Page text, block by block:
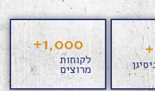
לקוחות
מרוצים
1,000
+